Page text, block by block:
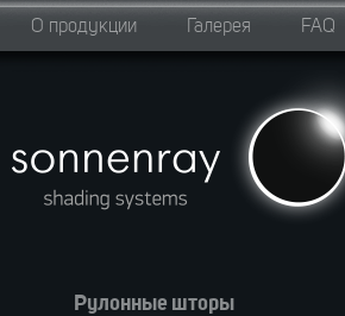
О продукции Галерея FAQ
Рулонные шторы